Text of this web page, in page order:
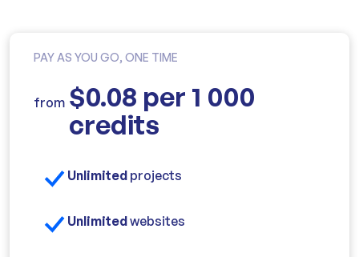
PAY AS YOU GO, ONE TIME
from $0.08 per 1 000
credits
Unlimited projects
Unlimitedwebsites